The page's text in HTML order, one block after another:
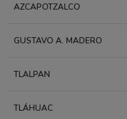
AZCAPOTZALCO
GUSTAVO A. MADERO
TLALPAN
TLÁHUAC